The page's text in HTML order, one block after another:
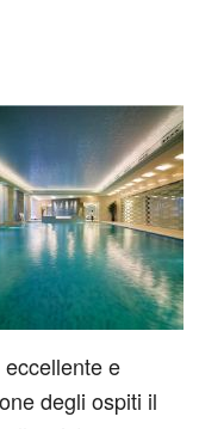
e
degli ospiti il